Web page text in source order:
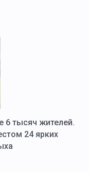
6 тысяч жителей.
24 ярких